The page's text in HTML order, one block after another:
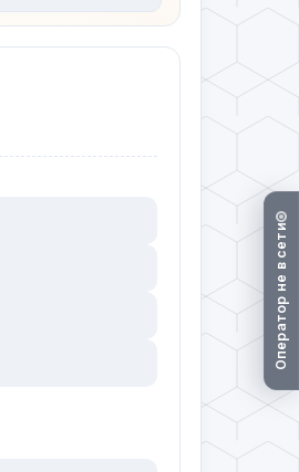
Оператор не в сети